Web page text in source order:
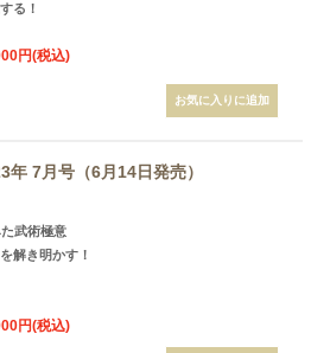
る！
円(税込)
年 7月号（6月14日発売）
武術極意
解き明かす！
円(税込)